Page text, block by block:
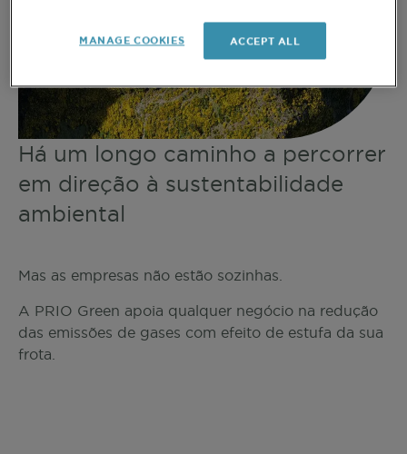
Há um longo caminho a percorrer
em direção à sustentabilidade
ambiental
Mas as empresas não estão sozinhas.
A PRIO Green apoia qualquer negócio na redução
das emissões de gases com efeito de estufa da sua
frota.
ACCEPT ALL
MANAGE COOKIES